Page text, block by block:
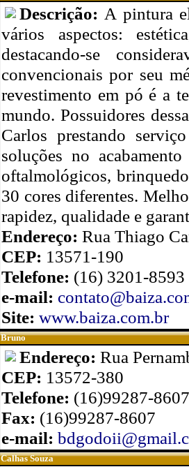
Descrição: A pintura
vários aspectos:
destacando-se
convencionais por seu
revestimento em pó é a
mundo. Possuidores
Carlos prestando
soluções no
oftalmológicos,
30 cores diferentes.
rapidez, qualidade e
Endereço: Rua Thiago
CEP: 13571-190
Telefone: (16) 3201-
e-mail:
Site: www.baiza.com.br
Bruno
Endereço: Rua
CEP: 13572-380
Telefone: (16)99287-8607
Fax: (16)99287-8607
e-mail:
Calhas Souza